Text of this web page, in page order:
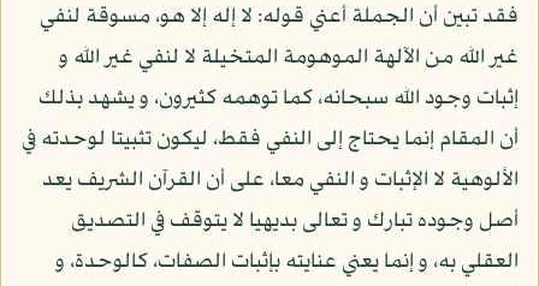
فقد تبين أن الجملة أعني قوله: لا إله إلا هو، مسوقة لنفي
غير الله من الآلهة الموهومة المتخيلة لا لنفي غير الله و
إثبات وجود الله سبحانه، كما توهمه كثيرون، و يشهد بذلك
أن المقام إنما يحتاج إلى النفي فقط، ليكون تثبيتا لوحدته في
الألوهية لا الإثبات و النفي معا، على أن القرآن الشريف يعد
أصل وجوده تبارك و تعالى بديهيا لا يتوقف في التصديق
العقلي به، و إنما يعني عنايته بإثبات الصفات، كالوحدة، و